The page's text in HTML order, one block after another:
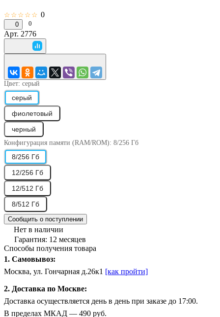
☆☆☆☆☆ 0
0 0
Арт. 2776
Цвет: серый
серый
фиолетовый
черный
Конфигурация памяти (RAM/ROM): 8/256 Гб
8/256 Гб
12/256 Гб
12/512 Гб
8/512 Гб
Сообщить о поступлении
Нет в наличии
Гарантия: 12 месяцев
Способы получения товара
1. Самовывоз:
Москва, ул. Гончарная д.26к1 [как пройти]
2. Доставка по Москве:
Доставка осуществляется день в день при заказе до 17:00.
В пределах МКАД — 490 руб.